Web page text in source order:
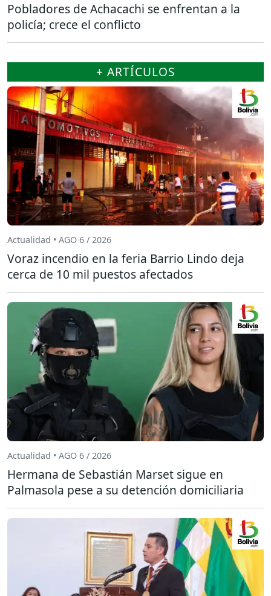
Pobladores de Achacachi se enfrentan a la
policía; crece el conflicto
+ ARTÍCULOS
Actualidad • AGO 6 / 2026
Voraz incendio en la feria Barrio Lindo deja
cerca de 10 mil puestos afectados
Actualidad • AGO 6 / 2026
Hermana de Sebastián Marset sigue en
Palmasola pese a su detención domiciliaria